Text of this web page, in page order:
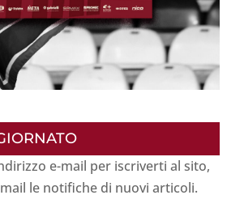
e-mail per iscriverti al sito,
le notifiche di nuovi articoli.